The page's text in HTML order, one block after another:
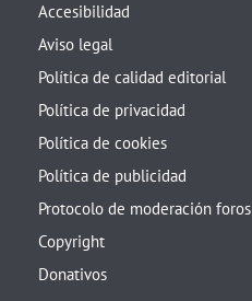
Accesibilidad
Aviso legal
Política de calidad editorial
Política de privacidad
Política de cookies
Política de publicidad
Protocolo de moderación foros
Copyright
Donativos